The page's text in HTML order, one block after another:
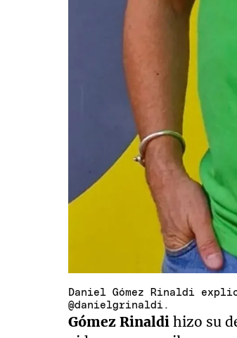
Daniel Gómez Rinaldi
@danielgrinaldi.
Gómez Rinaldi hizo su